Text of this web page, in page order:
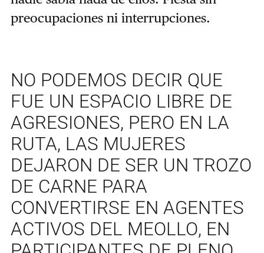
preocupaciones ni interrupciones.
NO PODEMOS DECIR QUE
FUE UN ESPACIO LIBRE DE
AGRESIONES, PERO EN LA
RUTA, LAS MUJERES
DEJARON DE SER UN TROZO
DE CARNE PARA
CONVERTIRSE EN AGENTES
ACTIVOS DEL MEOLLO, EN